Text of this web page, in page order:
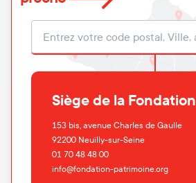
Localisation
Siège de la Fondation
153 bis, avenue Charles de Gaulle
92200 Neuilly-sur-Seine
01 70 48 48 00
info@fondation-patrimoine.org